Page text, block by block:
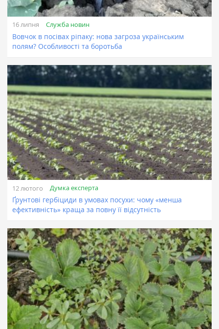
16 липня Служба новин
Вовчок в посівах ріпаку: нова загроза українським
полям? Особливості та боротьба
12 лютого Думка експерта
Ґрунтові гербіциди в умовах посухи: чому «менша
ефективність» краща за повну її відсутність